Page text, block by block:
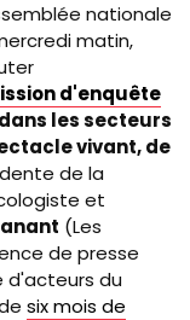
nationale
matin,
d'enquête
les secteurs
vivant, de
de la
et
(Les
de presse
d'acteurs du
six mois de